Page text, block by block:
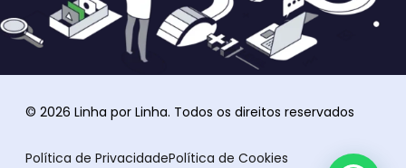
© 2026 Linha por Linha. Todos os direitos reservados
Política de PrivacidadePolítica de Cookies